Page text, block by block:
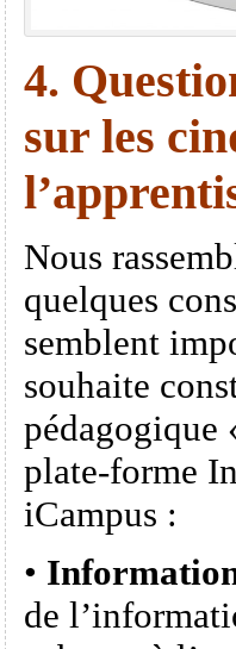
4.
sur les
Nous
quelques
semblent
souhaite
pédagogique
plate-forme
iCampus :
•
de